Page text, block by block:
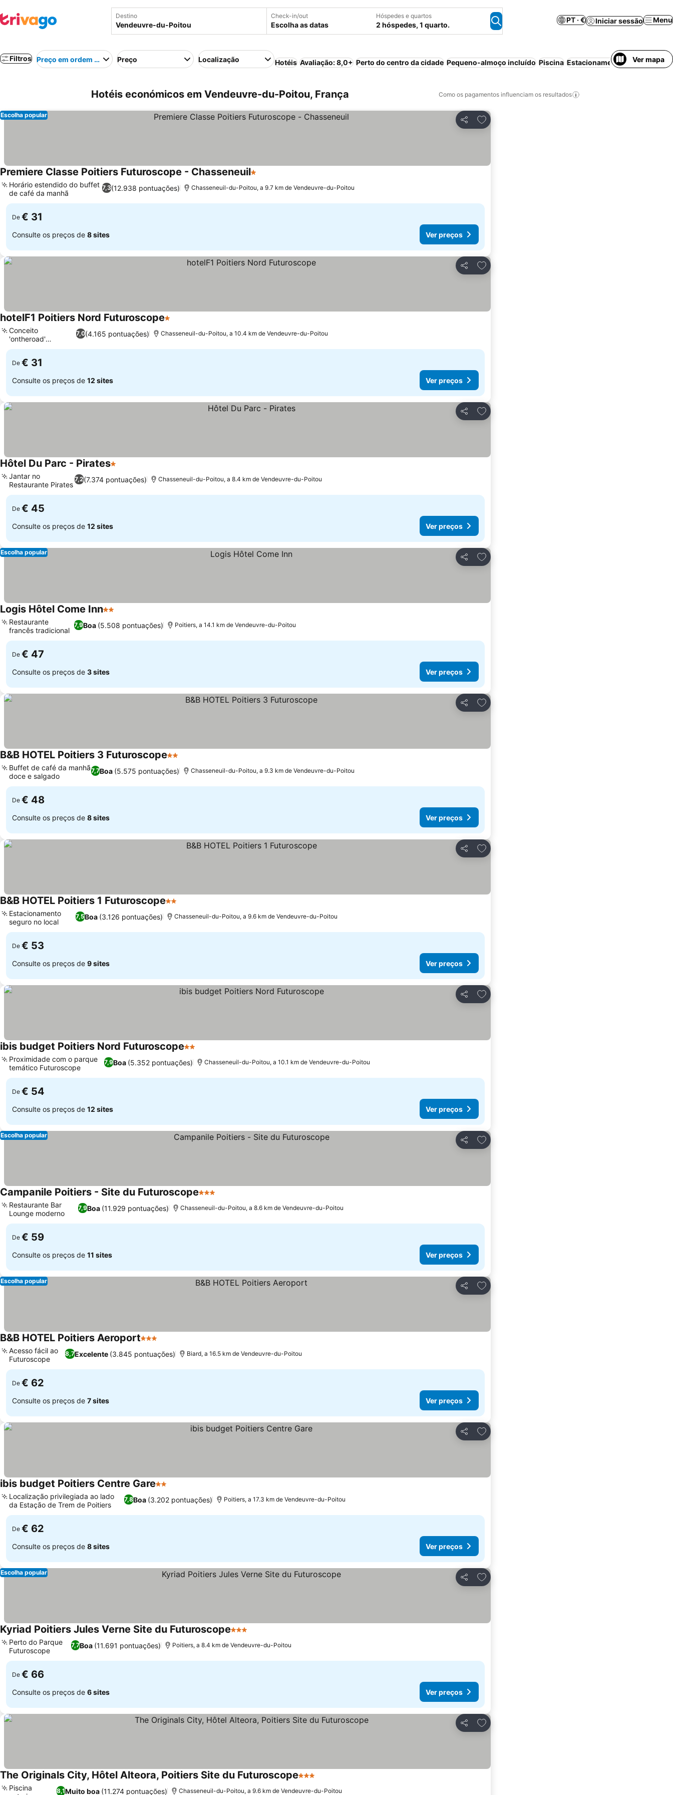
Destino Check-in/out
Escolha as datas
Hóspedes e quartos
2 hóspedes, 1 quarto.
PT · € Iniciar sessão Menu
Filtros Preço em ordem crescentePreço Localização Hotéis Avaliação: 8,0+ Perto do centro da cidade Pequeno-almoço incluído Piscina Estacionamento Ver mapa
Hotéis económicos em Vendeuvre-du-Poitou, França Como os pagamentos influenciam os resultados
Partilhar
Adicionar aos favoritos
Escolha popular
Premiere Classe Poitiers Futuroscope - Chasseneuil1 Estrelas
7,3(12.938 pontuações)
Horário estendido do buffet
de café da manhã
Chasseneuil-du-Poitou, a 9.7 km de Vendeuvre-du-Poitou
De € 31
Consulte os preços de 8 sites Ver preços
Partilhar
Adicionar aos favoritos
hotelF1 Poitiers Nord Futuroscope1 Estrelas
7,0(4.165 pontuações)
Conceito
'ontheroad'
renovado
Chasseneuil-du-Poitou, a 10.4 km de Vendeuvre-du-Poitou
De € 31
Consulte os preços de 12 sites Ver preços
Partilhar
Adicionar aos favoritos
Hôtel Du Parc - Pirates1 Estrelas
7,2(7.374 pontuações)
Jantar no
Restaurante Pirates
Chasseneuil-du-Poitou, a 8.4 km de Vendeuvre-du-Poitou
De € 45
Consulte os preços de 12 sites Ver preços
Partilhar
Adicionar aos favoritos
Escolha popular
Logis Hôtel Come Inn2 Estrelas
7,9Boa (5.508 pontuações)
Restaurante
francês tradicional
Poitiers, a 14.1 km de Vendeuvre-du-Poitou
De € 47
Consulte os preços de 3 sites Ver preços
Partilhar
Adicionar aos favoritos
B&B HOTEL Poitiers 3 Futuroscope2 Estrelas
7,7Boa (5.575 pontuações)
Buffet de café da manhã
doce e salgado
Chasseneuil-du-Poitou, a 9.3 km de Vendeuvre-du-Poitou
De € 48
Consulte os preços de 8 sites Ver preços
Partilhar
Adicionar aos favoritos
B&B HOTEL Poitiers 1 Futuroscope2 Estrelas
7,5Boa (3.126 pontuações)
Estacionamento
seguro no local
Chasseneuil-du-Poitou, a 9.6 km de Vendeuvre-du-Poitou
De € 53
Consulte os preços de 9 sites Ver preços
Partilhar
Adicionar aos favoritos
ibis budget Poitiers Nord Futuroscope2 Estrelas
7,9Boa (5.352 pontuações)
Proximidade com o parque
temático Futuroscope
Chasseneuil-du-Poitou, a 10.1 km de Vendeuvre-du-Poitou
De € 54
Consulte os preços de 12 sites Ver preços
Partilhar
Adicionar aos favoritos
Escolha popular
Campanile Poitiers - Site du Futuroscope3 Estrelas
7,9Boa (11.929 pontuações)
Restaurante Bar
Lounge moderno
Chasseneuil-du-Poitou, a 8.6 km de Vendeuvre-du-Poitou
De € 59
Consulte os preços de 11 sites Ver preços
Partilhar
Adicionar aos favoritos
Escolha popular
B&B HOTEL Poitiers Aeroport3 Estrelas
8,7Excelente (3.845 pontuações)
Acesso fácil ao
Futuroscope
Biard, a 16.5 km de Vendeuvre-du-Poitou
De € 62
Consulte os preços de 7 sites Ver preços
Partilhar
Adicionar aos favoritos
ibis budget Poitiers Centre Gare2 Estrelas
7,8Boa (3.202 pontuações)
Localização privilegiada ao lado
da Estação de Trem de Poitiers
Poitiers, a 17.3 km de Vendeuvre-du-Poitou
De € 62
Consulte os preços de 8 sites Ver preços
Partilhar
Adicionar aos favoritos
Escolha popular
Kyriad Poitiers Jules Verne Site du Futuroscope3 Estrelas
7,7Boa (11.691 pontuações)
Perto do Parque
Futuroscope
Poitiers, a 8.4 km de Vendeuvre-du-Poitou
De € 66
Consulte os preços de 6 sites Ver preços
Partilhar
Adicionar aos favoritos
The Originals City, Hôtel Alteora, Poitiers Site du Futuroscope3 Estrelas
8,1Muito boa (11.274 pontuações)
Piscina
Chasseneuil-du-Poitou, a 9.6 km de Vendeuvre-du-Poitou